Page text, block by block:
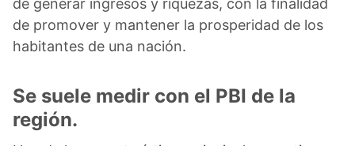
de promover y mantener la prosperidad de los
habitantes de una nación.
Se suele medir con el PBI de la
región.